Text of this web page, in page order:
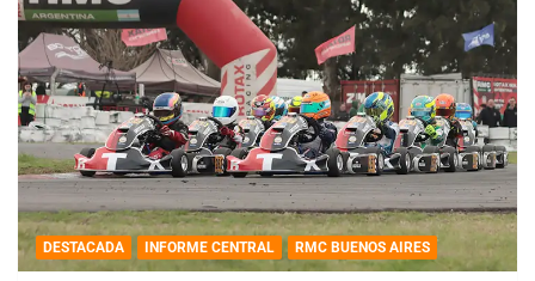
DESTACADA INFORME CENTRAL RMC BUENOS AIRES